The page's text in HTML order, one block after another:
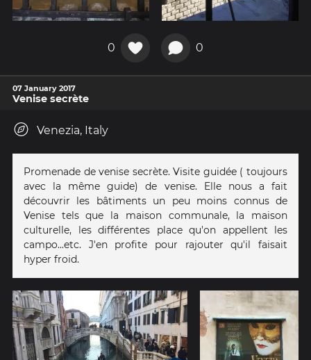
0 0
07 January 2017
Venise secrète
Venezia, Italy
Promenade de venise secrète. Visite guidée ( toujours
avec la même guide) de venise. Elle nous a fait
découvrir les bâtiments un peu moins connus de
Venise tels que la maison communale, la maison
culturelle, les différentes place qu'on appellent les
campo...etc. J'en profite pour rajouter qu'il faisait
hyper froid.